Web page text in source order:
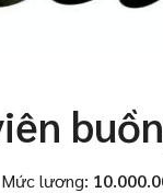
Mức lương: